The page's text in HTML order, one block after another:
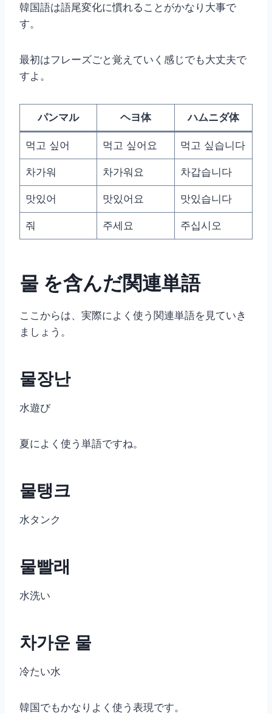
韓国語は語尾変化に慣れることがかなり大事で
す。
最初はフレーズごと覚えていく感じでも大丈夫で
すよ。
パンマル ヘヨ体 ハムニダ体
먹고 싶어 먹고 싶어요 먹고 싶습니다
차가워 차가워요 차갑습니다
맛있어 맛있어요 맛있습니다
줘 주세요 주십시오
물 を含んだ関連単語
ここからは、実際によく使う関連単語を見ていき
ましょう。
물장난
水遊び
夏によく使う単語ですね。
물탱크
水タンク
물빨래
水洗い
차가운 물
冷たい水
韓国でもかなりよく使う表現です。